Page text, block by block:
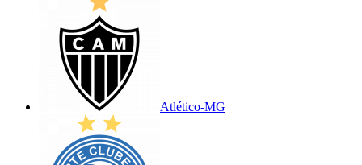
Atlético-MG